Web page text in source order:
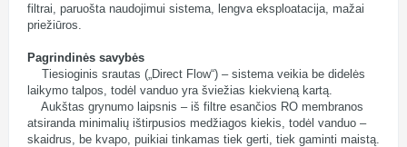
filtrai, paruošta naudojimui sistema, lengva eksploatacija, mažai
priežiūros.
Pagrindinės savybės
Tiesioginis srautas („Direct Flow“) – sistema veikia be didelės
laikymo talpos, todėl vanduo yra šviežias kiekvieną kartą.
Aukštas grynumo laipsnis – iš filtre esančios RO membranos
atsiranda minimalių ištirpusios medžiagos kiekis, todėl vanduo –
skaidrus, be kvapo, puikiai tinkamas tiek gerti, tiek gaminti maistą.